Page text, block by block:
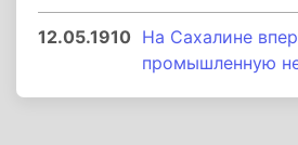
12.05.1910 На Сахалине
промышленную